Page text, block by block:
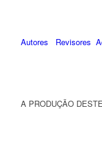
Autores Revisores
A PRODUÇÃO